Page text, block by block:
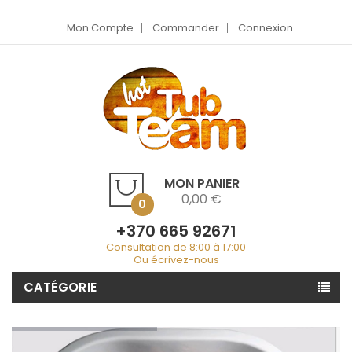
Mon Compte Commander Connexion
MON PANIER
0 0,00 €
+370 665 92671
Consultation de 8:00 à 17:00
Ou écrivez-nous
CATÉGORIE